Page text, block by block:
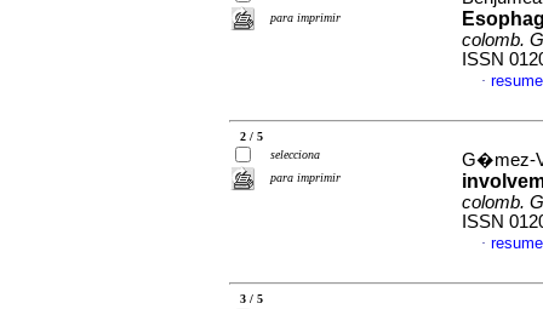
para imprimir
colomb.
ISSN
·
2 / 5
selecciona
para imprimir
G�mez-
colomb.
ISSN
·
3 / 5